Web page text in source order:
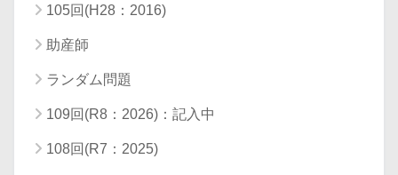
105回(H28：2016)
助産師
ランダム問題
109回(R8：2026)：記入中
108回(R7：2025)